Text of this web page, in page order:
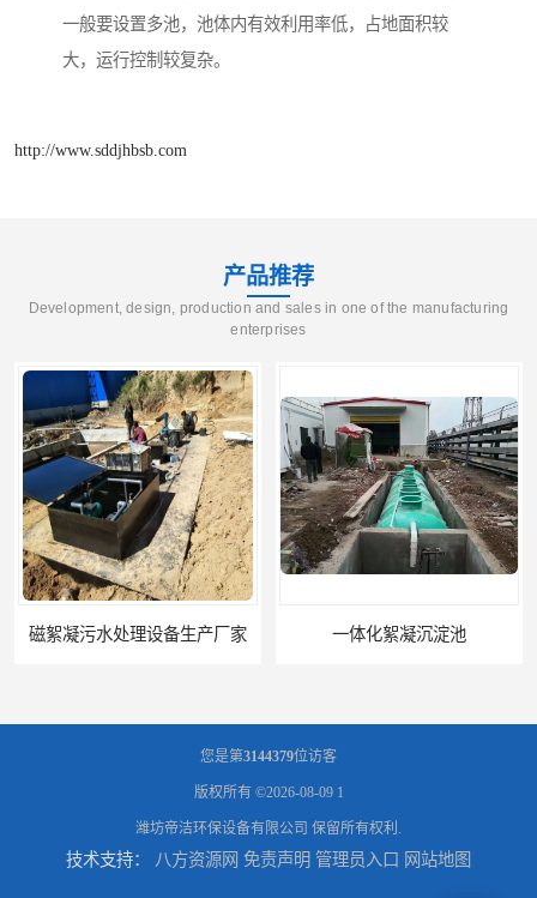
一般要设置多池，池体内有效利用率低，占地面积较
大，运行控制较复杂。
http://www.sddjhbsb.com
产品推荐
Development, design, production and sales in one of the manufacturing
enterprises
磁絮凝污水处理设备生产厂家 一体化絮凝沉淀池
您是第3144379位访客
版权所有 ©2026-08-09 1
潍坊帝洁环保设备有限公司 保留所有权利.
技术支持： 八方资源网 免责声明 管理员入口 网站地图